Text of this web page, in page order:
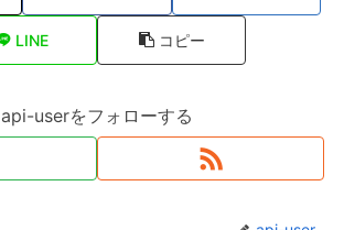
LINE コピー
api-userをフォローする